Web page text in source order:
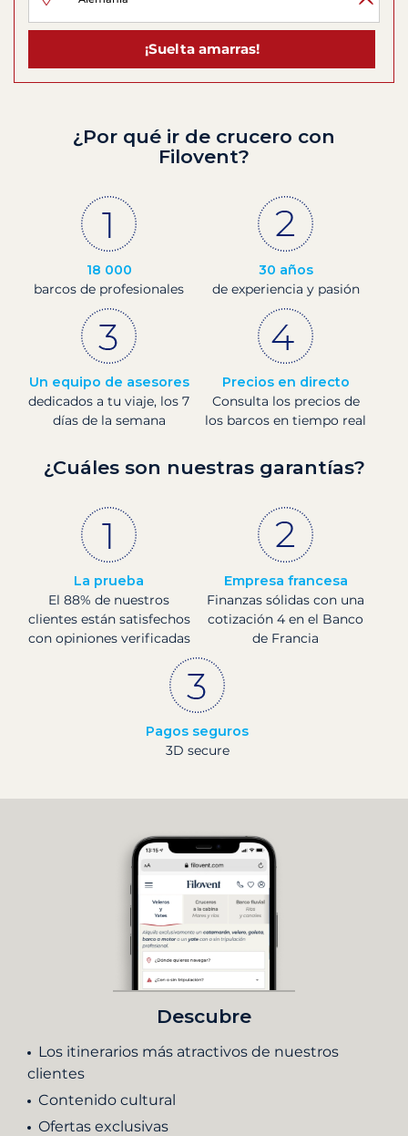
¡Suelta amarras!
¿Por qué ir de crucero con
Filovent?
18 000
barcos de profesionales
30 años
de experiencia y pasión
Un equipo de asesores
dedicados a tu viaje, los 7
días de la semana
Precios en directo
Consulta los precios de
los barcos en tiempo real
¿Cuáles son nuestras garantías?
La prueba
El 88% de nuestros
clientes están satisfechos
con opiniones verificadas
Empresa francesa
Finanzas sólidas con una
cotización 4 en el Banco
de Francia
Pagos seguros
3D secure
Descubre
Los itinerarios más atractivos de nuestros
clientes
Contenido cultural
Ofertas exclusivas